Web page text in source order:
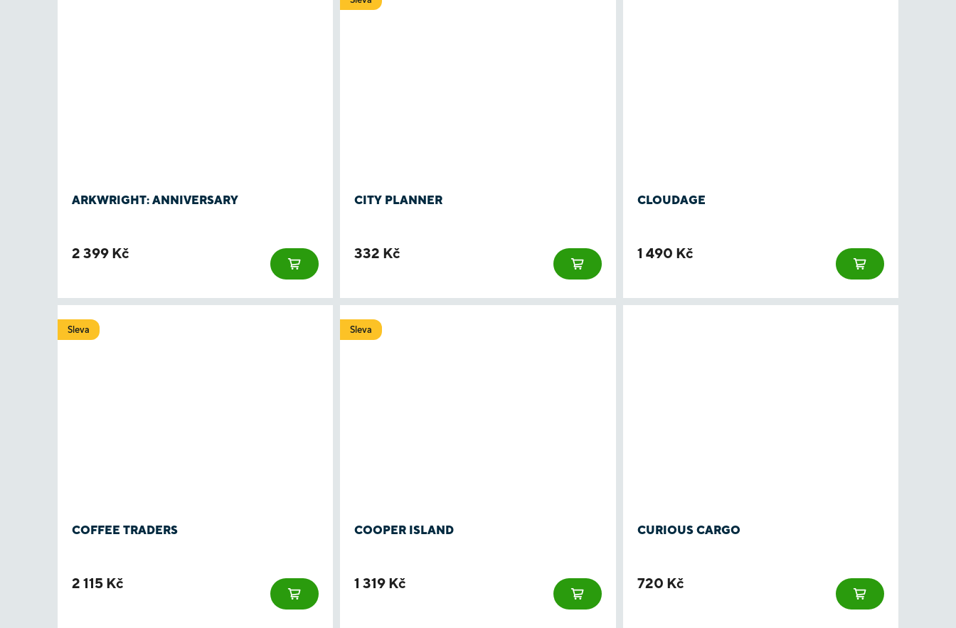
ARKWRIGHT: ANNIVERSARY
2 399 Kč
CITY PLANNER
332 Kč
CLOUDAGE
1 490 Kč
Sleva
COFFEE TRADERS
2 115 Kč
Sleva
COOPER ISLAND
1 319 Kč
CURIOUS CARGO
720 Kč